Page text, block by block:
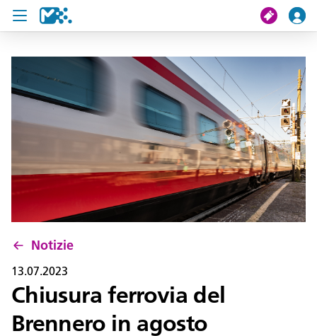
Cerca
Il mio viaggio
Pass U19
Notizie
Progetti
Assistenza e contatto
Notizie
13.07.2023
Chiusura ferrovia del
Brennero in agosto